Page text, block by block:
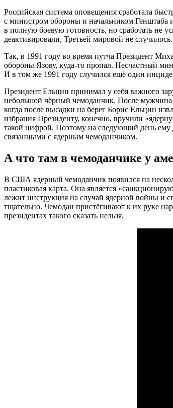
Российская система оповещения сработала
с министром обороны и начальником
в полную боевую готовность, но сработать не
деактивировали, Третьей мировой не
Так, в 1991 году во время путча Президент
обороны Язову, куда-то пропал. Несчастный
И в том же 1991 году случился ещё один
Президент Ельцин принимал у себя важного
небольшой чёрный чемоданчик. После мужчина
когда после высадки на берег Борис Ельцин
избрания Президенту, конечно, вручили
такой цифрой. Поэтому на следующий день ему
связанными с ядерным чемоданчиком.
А что там в чемоданчике у
В США ядерный чемоданчик появился на
пластиковая карта. Она является
лежит инструкция на случай ядерной войны и
тщательно. Чемодан пристёгивают к их руке
президентах такого сказать нельзя.